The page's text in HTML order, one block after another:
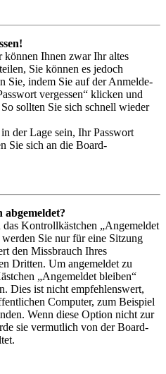
Ihnen zwar Ihr altes
Sie können es jedoch
Sie, indem Sie auf der Anmelde-
vergessen“ klicken und
sollten Sie sich schnell wieder
der Lage sein, Ihr Passwort
Sie sich an die Board-
Kontrollkästchen „Angemeldet
Sie nur für eine Sitzung
den Missbrauch Ihres
Dritten. Um angemeldet zu
„Angemeldet bleiben“
Dies ist nicht empfehlenswert,
Computer, zum Beispiel
Wenn diese Option nicht zur
sie vermutlich von der Board-